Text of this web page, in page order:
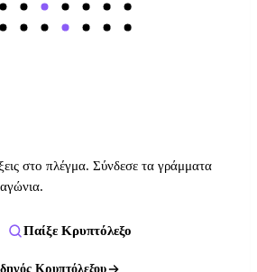
στο πλέγμα. Σύνδεσε τα γράμματα
Παίξε Κρυπτόλεξο
Κρυπτόλεξου